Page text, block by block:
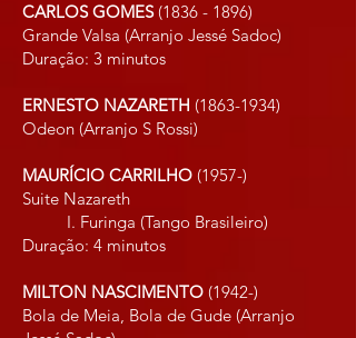
CARLOS GOMES (1836 - 1896)
Grande Valsa (Arranjo Jessé Sadoc)
Duração: 3 min​​utos
ERNESTO NAZARETH (1863-1934)
Odeon (Arranjo S Rossi)
MAURÍCIO CARRILHO (1957-)
Suite Nazareth
I. Furinga (Tango Brasileiro)
Duração: 4 minutos
MILTON NASCIMENTO (1942-)
Bola de Meia, Bola de Gude (Arranjo